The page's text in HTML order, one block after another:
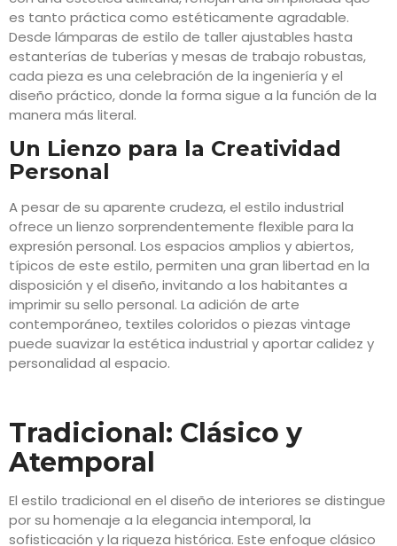
es tanto práctica como estéticamente agradable.
Desde lámparas de estilo de taller ajustables hasta
estanterías de tuberías y mesas de trabajo robustas,
cada pieza es una celebración de la ingeniería y el
diseño práctico, donde la forma sigue a la función de la
manera más literal.
Un Lienzo para la Creatividad
Personal
A pesar de su aparente crudeza, el estilo industrial
ofrece un lienzo sorprendentemente flexible para la
expresión personal. Los espacios amplios y abiertos,
típicos de este estilo, permiten una gran libertad en la
disposición y el diseño, invitando a los habitantes a
imprimir su sello personal. La adición de arte
contemporáneo, textiles coloridos o piezas vintage
puede suavizar la estética industrial y aportar calidez y
personalidad al espacio.
Tradicional: Clásico y
Atemporal
El estilo tradicional en el diseño de interiores se distingue
por su homenaje a la elegancia intemporal, la
sofisticación y la riqueza histórica. Este enfoque clásico